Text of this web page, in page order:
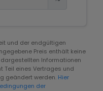
und der endgültigen
Preis enthält keine
Informationen
Teil eines Vertrages und
geändert werden. Hier
der